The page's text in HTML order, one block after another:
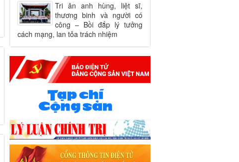
Tri ân anh hùng, liệt sĩ,
thương binh và người có
công – Bồi đắp lý tưởng
cách mạng, lan tỏa trách nhiệm